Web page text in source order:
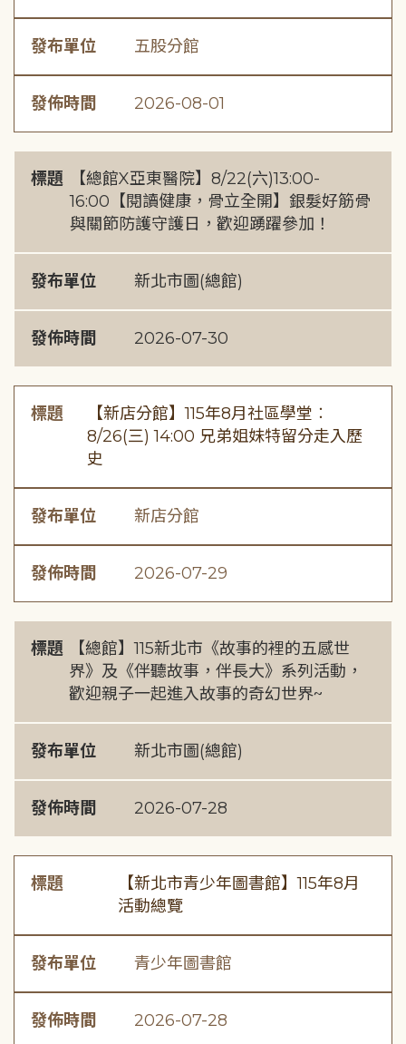
發布單位 五股分館
發佈時間 2026-08-01
標題
【總館X亞東醫院】8/22(六)13:00-
16:00【閱讀健康，骨立全開】銀髮好筋骨
與關節防護守護日，歡迎踴躍參加！
發布單位 新北市圖(總館)
發佈時間 2026-07-30
標題
【新店分館】115年8月社區學堂︰
8/26(三) 14:00 兄弟姐妹特留分走入歷
史
發布單位 新店分館
發佈時間 2026-07-29
標題
【總館】115新北市《故事的裡的五感世
界》及《伴聽故事，伴長大》系列活動，
歡迎親子一起進入故事的奇幻世界~
發布單位 新北市圖(總館)
發佈時間 2026-07-28
標題
【新北市青少年圖書館】115年8月
活動總覽
發布單位 青少年圖書館
發佈時間 2026-07-28